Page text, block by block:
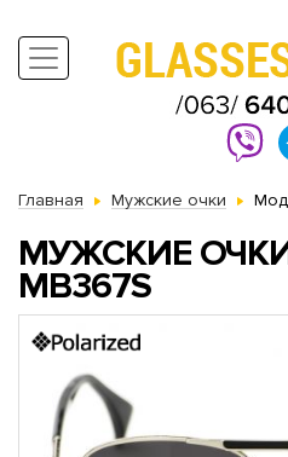
Главная Мужские очки
МУЖСКИЕ ОЧКИ
MB367S